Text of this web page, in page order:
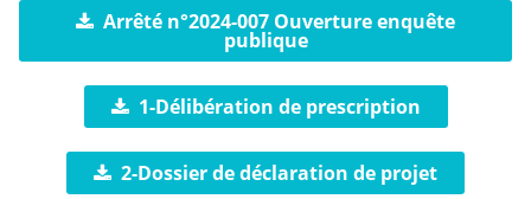
Arrêté n°2024-007 Ouverture enquête
publique
1-Délibération de prescription
2-Dossier de déclaration de projet